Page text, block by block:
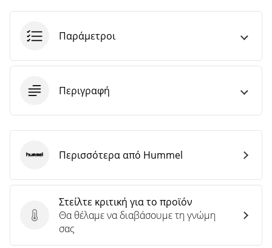
Παράμετροι
Περιγραφή
Στείλτε κριτική για το προϊόν
Στείλτε κριτική για το προϊόν
Θα θέλαμε να διαβάσουμε τη γνώμη
σας
HummelΠερισσότερα από Hummel